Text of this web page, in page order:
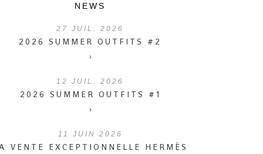
NEWS
27 JUIL. 2026
2026 SUMMER OUTFITS #2
›
12 JUIL. 2026
2026 SUMMER OUTFITS #1
›
11 JUIN 2026
VENTE EXCEPTIONNELLE HERMÈS